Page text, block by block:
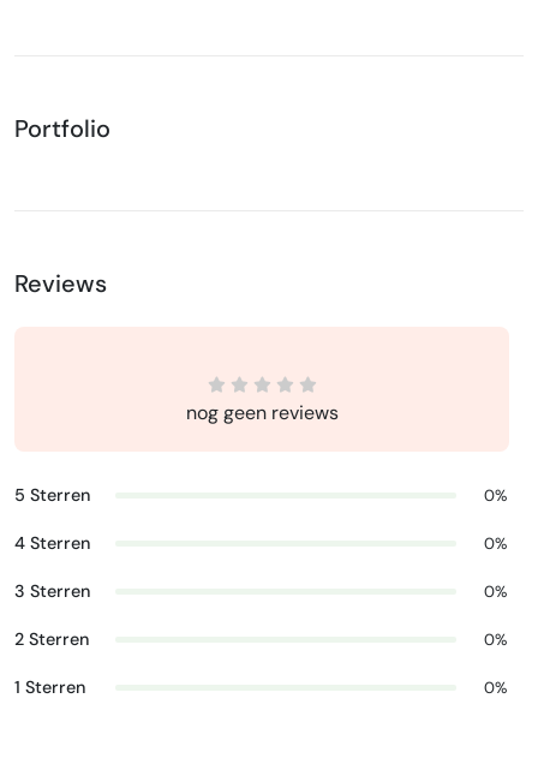
Portfolio
Reviews
nog geen reviews
5 Sterren 0%
4 Sterren 0%
3 Sterren 0%
2 Sterren 0%
1 Sterren 0%